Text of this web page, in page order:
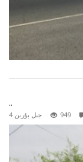
..
4 جىل بۇرىن 949